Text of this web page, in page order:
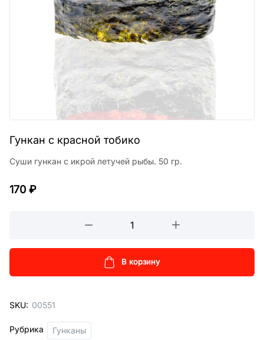
Гункан с красной тобико
Суши гункан с икрой летучей рыбы. 50 гр.
170 ₽
красной
кол-
В корзину
SKU: 00551
Рубрика Гунканы